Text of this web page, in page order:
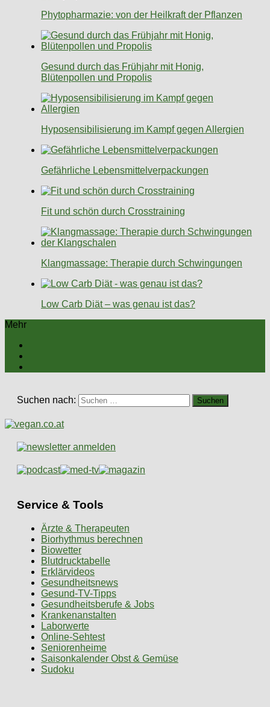
Phytopharmazie: von der Heilkraft der Pflanzen
Gesund durch das Frühjahr mit Honig,
Blütenpollen und Propolis
Hyposensibilisierung im Kampf gegen Allergien
Gefährliche Lebensmittelverpackungen
Fit und schön durch Crosstraining
Klangmassage: Therapie durch Schwingungen
Low Carb Diät – was genau ist das?
Mehr
Suchen nach:
Service & Tools
Ärzte & Therapeuten
Biorhythmus berechnen
Biowetter
Blutdrucktabelle
Erklärvideos
Gesundheitsnews
Gesund-TV-Tipps
Gesundheitsberufe & Jobs
Krankenanstalten
Laborwerte
Online-Sehtest
Seniorenheime
Saisonkalender Obst & Gemüse
Sudoku